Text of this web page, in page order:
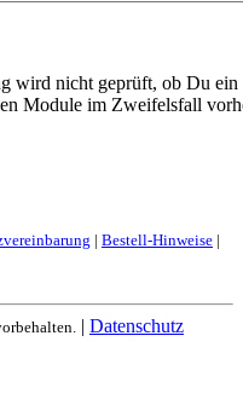
wird nicht geprüft, ob Du ein
Module im Zweifelsfall
| Bestell-Hinweise |
| Datenschutz